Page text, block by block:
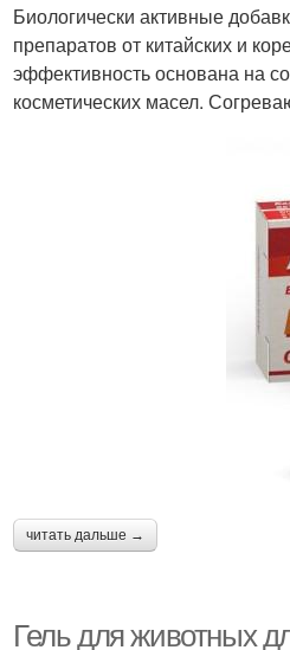
Биологически активные
препаратов от китайских и
эффективность основана на
косметических масел.
читать дальше →
Гель для животных